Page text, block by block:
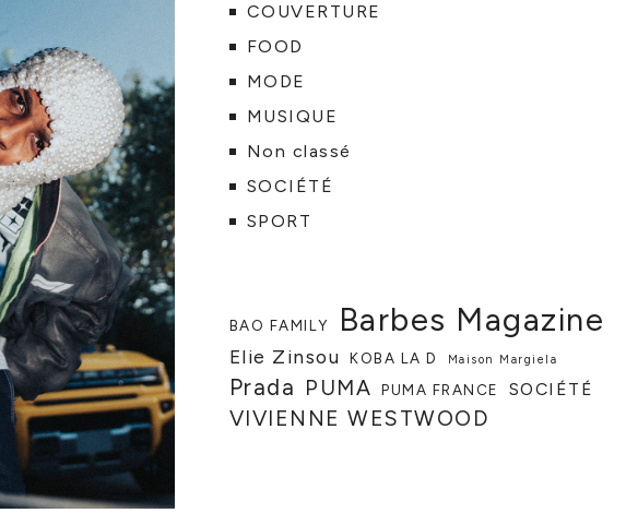
COUVERTURE
FOOD
MODE
MUSIQUE
Non classé
SOCIÉTÉ
SPORT
BAO FAMILY Barbes Magazine
Elie Zinsou KOBA LA D Maison Margiela
Prada PUMA PUMA FRANCE SOCIÉTÉ
VIVIENNE WESTWOOD